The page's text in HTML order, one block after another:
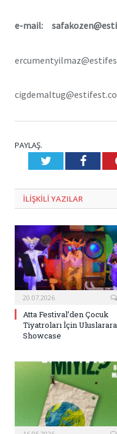
e-mail:
PAYLAŞ.
Twitter
ILIŞKILI YAZILAR
20.07.2026
Atta Festival’den Çocuk
Tiyatroları İçin
Showcase